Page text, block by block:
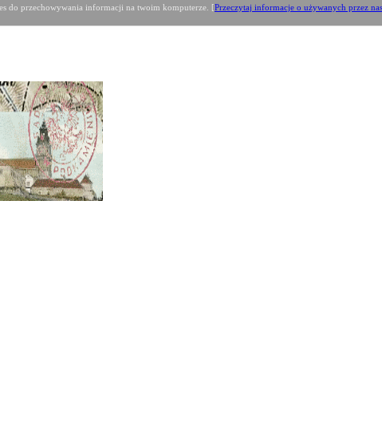
do przechowywania informacji na twoim komputerze. [Przeczytaj informacje o używanych przez